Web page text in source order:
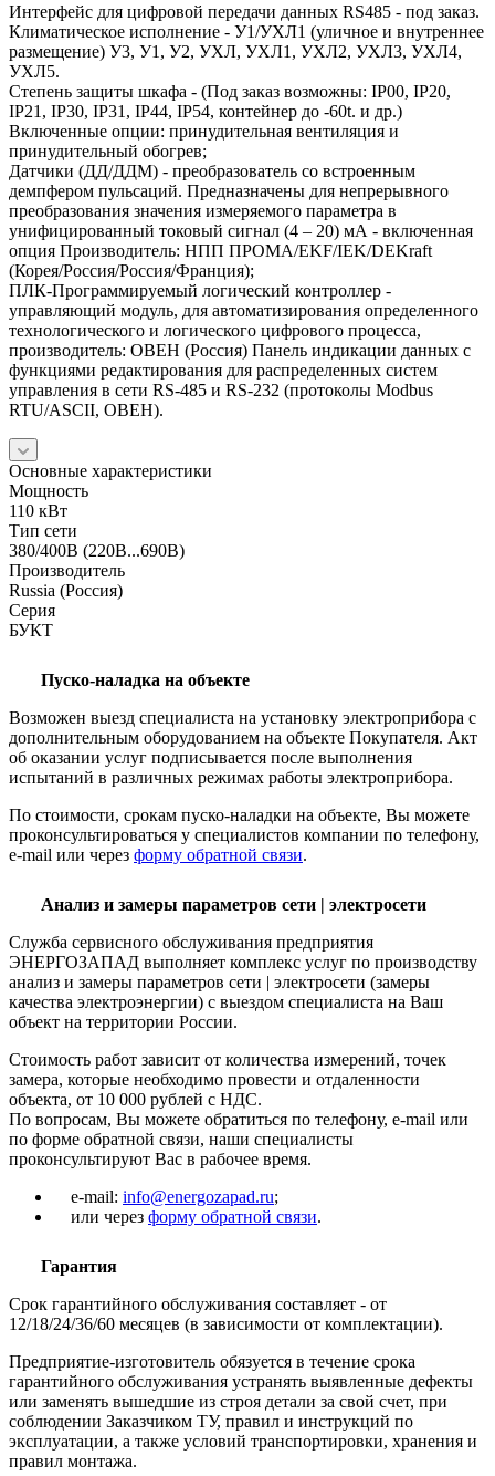
Интерфейс для цифровой передачи данных RS485 - под заказ.
Климатическое исполнение - У1/УХЛ1 (уличное и внутреннее
размещение) У3, У1, У2, УХЛ, УХЛ1, УХЛ2, УХЛ3, УХЛ4,
УХЛ5.
Степень защиты шкафа - (Под заказ возможны: IP00, IP20,
IP21, IP30, IP31, IP44, IP54, контейнер до -60t. и др.)
Включенные опции: принудительная вентиляция и
принудительный обогрев;
Датчики (ДД/ДДМ) - преобразователь со встроенным
демпфером пульсаций. Предназначены для непрерывного
преобразования значения измеряемого параметра в
унифицированный токовый сигнал (4 – 20) мА - включенная
опция Производитель: НПП ПРОМА/EKF/IEK/DEKraft
(Корея/Россия/Россия/Франция);
ПЛК-Программируемый логический контроллер -
управляющий модуль, для автоматизирования определенного
технологического и логического цифрового процесса,
производитель: ОВЕН (Россия) Панель индикации данных с
функциями редактирования для распределенных систем
управления в сети RS-485 и RS-232 (протоколы Modbus
RTU/ASCII, ОВЕН).
Основные характеристики
Мощность
110 кВт
Тип сети
380/400В (220В...690В)
Производитель
Russia (Россия)
Серия
БУКТ
Пуско-наладка на объекте
Возможен выезд специалиста на установку электроприбора с
дополнительным оборудованием на объекте Покупателя. Акт
об оказании услуг подписывается после выполнения
испытаний в различных режимах работы электроприбора.
По стоимости, срокам пуско-наладки на объекте, Вы можете
проконсультироваться у специалистов компании по телефону,
e-mail или через форму обратной связи.
Анализ и замеры параметров сети | электросети
Служба сервисного обслуживания предприятия
ЭНЕРГОЗАПАД выполняет комплекс услуг по производству
анализ и замеры параметров сети | электросети (замеры
качества электроэнергии) с выездом специалиста на Ваш
объект на территории России.
Стоимость работ зависит от количества измерений, точек
замера, которые необходимо провести и отдаленности
объекта, от 10 000 рублей с НДС.
По вопросам, Вы можете обратиться по телефону, e-mail или
по форме обратной связи, наши специалисты
проконсультируют Вас в рабочее время.
e-mail: info@energozapad.ru;
или через форму обратной связи.
Гарантия
Срок гарантийного обслуживания составляет - от
12/18/24/36/60 месяцев (в зависимости от комплектации).
Предприятие-изготовитель обязуется в течение срока
гарантийного обслуживания устранять выявленные дефекты
или заменять вышедшие из строя детали за свой счет, при
соблюдении Заказчиком ТУ, правил и инструкций по
эксплуатации, а также условий транспортировки, хранения и
правил монтажа.